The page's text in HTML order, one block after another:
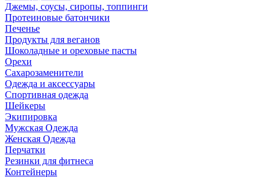
Джемы, соусы, сиропы, топпинги
Протеиновые батончики
Печенье
Продукты для веганов
Шоколадные и ореховые пасты
Орехи
Сахарозаменители
Одежда и аксессуары
Спортивная одежда
Шейкеры
Экипировка
Мужская Одежда
Женская Одежда
Перчатки
Резинки для фитнеса
Контейнеры